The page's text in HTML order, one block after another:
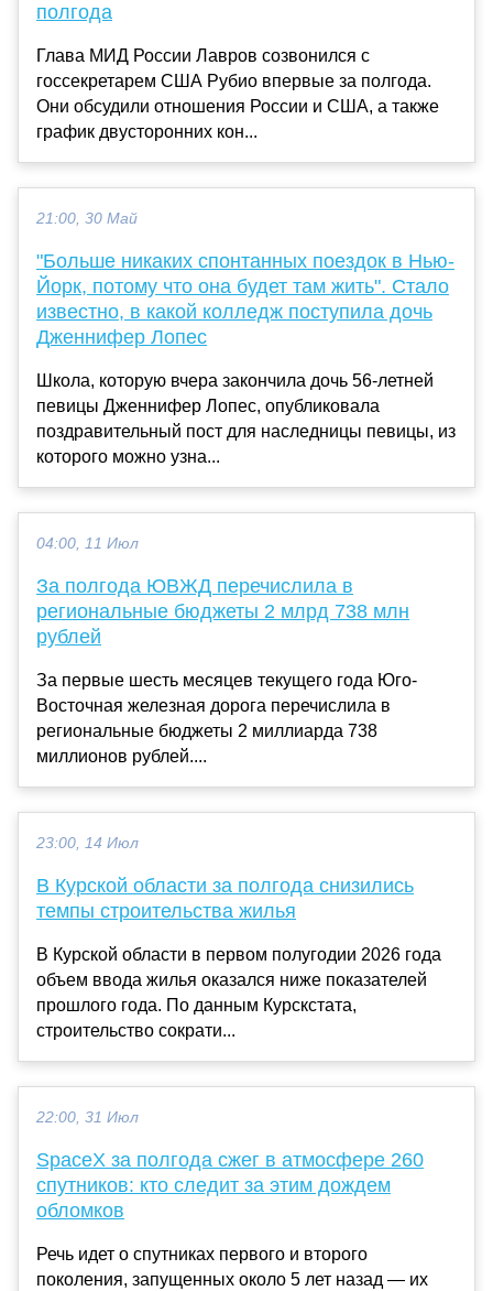
полгода
Глава МИД России Лавров созвонился с
госсекретарем США Рубио впервые за полгода.
Они обсудили отношения России и США, а также
график двусторонних кон...
21:00, 30 Май
"Больше никаких спонтанных поездок в Нью-
Йорк, потому что она будет там жить". Стало
известно, в какой колледж поступила дочь
Дженнифер Лопес
Школа, которую вчера закончила дочь 56-летней
певицы Дженнифер Лопес, опубликовала
поздравительный пост для наследницы певицы, из
которого можно узна...
04:00, 11 Июл
За полгода ЮВЖД перечислила в
региональные бюджеты 2 млрд 738 млн
рублей
За первые шесть месяцев текущего года Юго-
Восточная железная дорога перечислила в
региональные бюджеты 2 миллиарда 738
миллионов рублей....
23:00, 14 Июл
В Курской области за полгода снизились
темпы строительства жилья
В Курской области в первом полугодии 2026 года
объем ввода жилья оказался ниже показателей
прошлого года. По данным Курскстата,
строительство сократи...
22:00, 31 Июл
SpaceX за полгода сжег в атмосфере 260
спутников: кто следит за этим дождем
обломков
Речь идет о спутниках первого и второго
поколения, запущенных около 5 лет назад — их